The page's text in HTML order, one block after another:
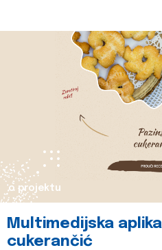
o projektu
Multimedijska
cukerančić